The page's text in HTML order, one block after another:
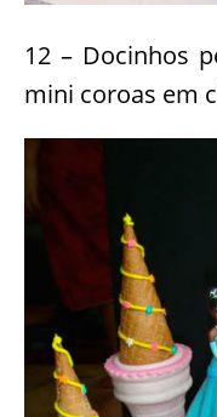
12 – Docinhos
mini coroas em